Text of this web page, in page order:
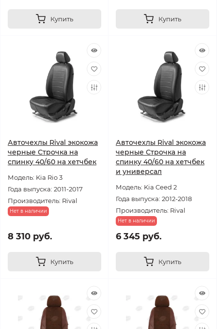
Купить Купить
Авточехлы Rival экокожа
черные Строчка на
спинку 40/60 на хетчбек
Модель: Kia Rio 3
Года выпуска: 2011-2017
Производитель: Rival
Нет в наличии
8 310 руб.
Купить
Авточехлы Rival экокожа
черные Строчка на
спинку 40/60 на хетчбек
и универсал
Модель: Kia Ceed 2
Года выпуска: 2012-2018
Производитель: Rival
Нет в наличии
6 345 руб.
Купить